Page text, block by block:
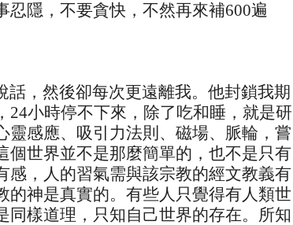
隱，不要貪快，不然再來補600遍
，然後卻每次更遠離我。他封鎖我期
小時停不下來，除了吃和睡，就是研
靈感應、吸引力法則、磁場、脈輪，嘗
個世界並不是那麼簡單的，也不是只有
感，人的習氣需與該宗教的經文教義有
的神是真實的。有些人只覺得有人類世
樣道理，只知自己世界的存在。所知